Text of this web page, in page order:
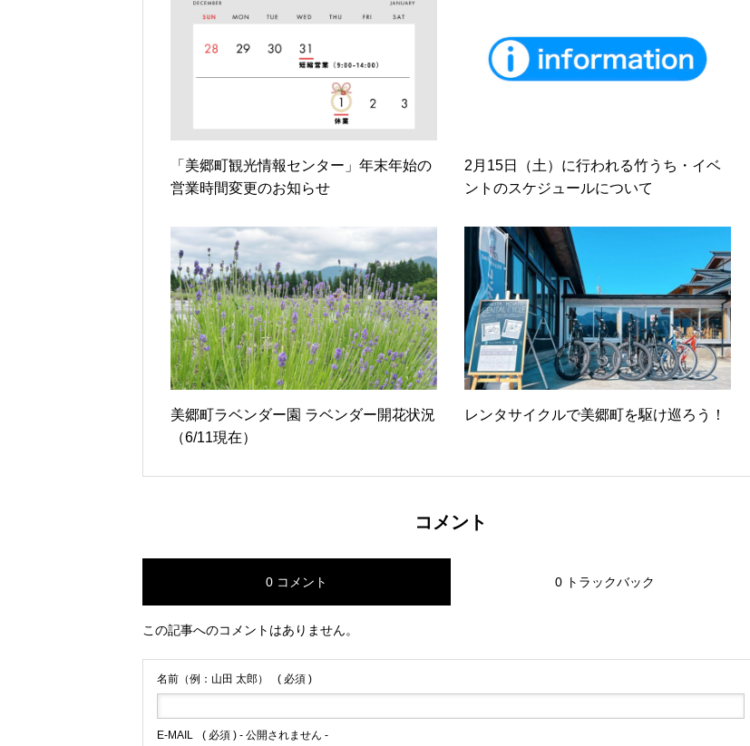
「美郷町観光情報センター」年末年始の
営業時間変更のお知らせ
2月15日（土）に行われる竹うち・イベ
ントのスケジュールについて
美郷町ラベンダー園 ラベンダー開花状況
（6/11現在）
レンタサイクルで美郷町を駆け巡ろう！
コメント
0 コメント 0 トラックバック
この記事へのコメントはありません。
名前（例：山田 太郎） ( 必須 )
E-MAIL ( 必須 ) - 公開されません -